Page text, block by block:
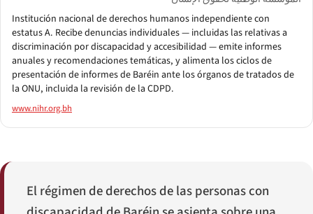
Institución nacional de derechos humanos independiente con
estatus A. Recibe denuncias individuales — incluidas las relativas a
discriminación por discapacidad y accesibilidad — emite informes
anuales y recomendaciones temáticas, y alimenta los ciclos de
presentación de informes de Baréin ante los órganos de tratados de
la ONU, incluida la revisión de la CDPD.
www.nihr.org.bh
El régimen de derechos de las personas con